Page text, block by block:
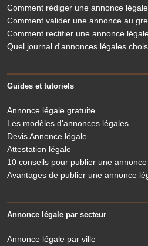
Comment rédiger une annonce
Comment valider une annonce au
Comment rectifier une annonce
Quel journal d'annonces légales
Guides et tutoriels
Annonce légale gratuite
Les modèles d'annonces légales
Devis Annonce légale
Attestation légale
10 conseils pour publier une
Avantages de publier une annonce
Annonce légale par secteur
Annonce légale par ville